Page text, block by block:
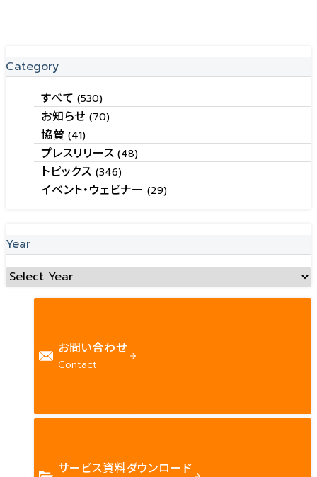
Category
すべて(530)
お知らせ (70)
協賛(41)
プレスリリース(48)
トピックス (346)
イベント・ウェビナー (29)
Year
お問い合わせ
Contact
サービス資料ダウンロード